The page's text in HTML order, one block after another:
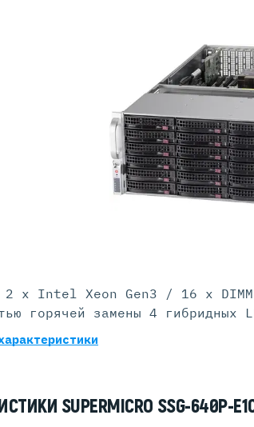
Серверы
DELL G17
DELL G16
DELL G15
DELL G14
x Intel Xeon Gen3 / 16 x DIMM
горячей замены 4 гибридных
SUPERMICRO SSG-640P-